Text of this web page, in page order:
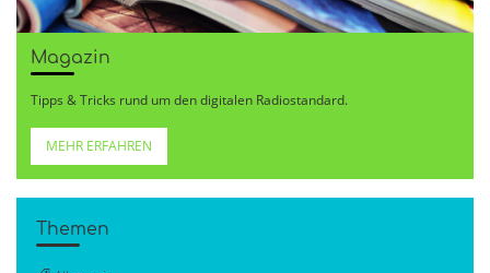
Magazin
Tipps & Tricks rund um den digitalen Radiostandard.
MEHR ERFAHREN
Themen